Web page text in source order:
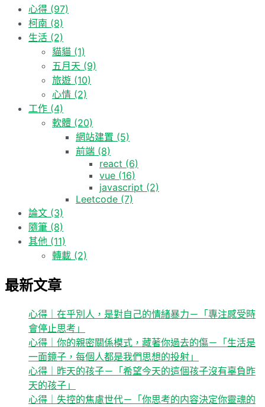
章:
心得 (97)
柯南 (8)
生活 (2)
貓貓 (1)
五月天 (9)
旅遊 (10)
心情 (2)
工作 (4)
軟體 (20)
網站建置 (5)
前端 (8)
react (6)
vue (16)
javascript (2)
Leetcode (7)
論文 (3)
隨筆 (8)
其他 (11)
轉載 (2)
最新文章
心得｜在乎別人，是對自己的情緒暴力－「專注感受時
會停止思考」
心得｜你的親密關係模式，藏著你過去的傷－「生活是
一面鏡子，每個人都是我們思想的投射」
心得｜昨天的孩子－「希望今天的這個孩子沒有辜負昨
天的孩子」
心得｜失控的焦慮世代－「你思考的内容決定你靈魂的